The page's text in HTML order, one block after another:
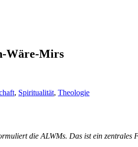
Wäre-Mirs
, Spiritualität, Theologie
die ALWMs. Das ist ein